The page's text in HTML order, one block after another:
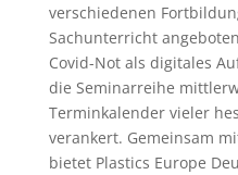
verschiedenen
Sachunterricht
Covid-Not als digitales
die Seminarreihe
Terminkalender vieler
verankert. Gemeinsam
bietet Plastics Europe